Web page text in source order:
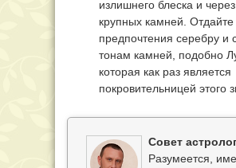
излишнего блеска и
крупных камней. Отдайте
предпочтения серебру и
тонам камней, подобно
которая как раз является
покровительницей этого
Совет
Разумеется,